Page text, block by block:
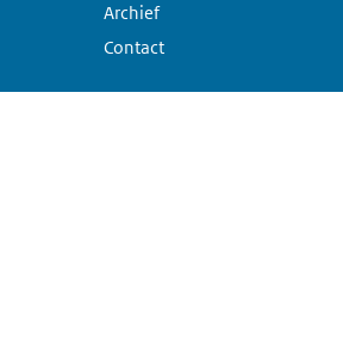
Archief
Contact